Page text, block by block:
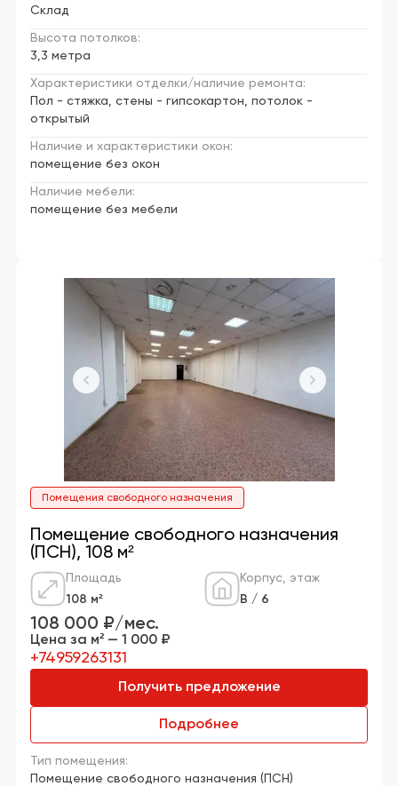
Склад
Высота потолков:
3,3 метра
Характеристики отделки/наличие ремонта:
Пол - стяжка, стены - гипсокартон, потолок -
открытый
Наличие и характеристики окон:
помещение без окон
Наличие мебели:
помещение без мебели
Помещения свободного назначения
Помещение свободного назначения
(ПСН), 108 м²
Площадь
108 м²
Корпус, этаж
В / 6
Тип помещения:
Помещение свободного назначения (ПСН)
108 000 ₽/мес.
Цена за м² — 1 000 ₽
+74959263131
Получить предложение
Подробнее